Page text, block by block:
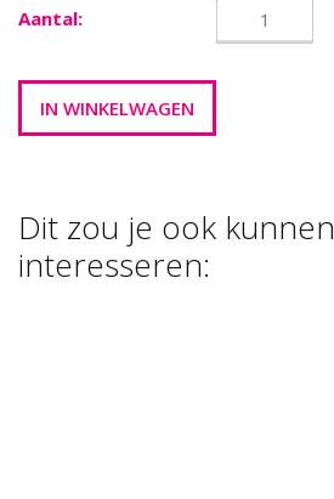
Aantal:
Dit zou je ook kunnen
interesseren: